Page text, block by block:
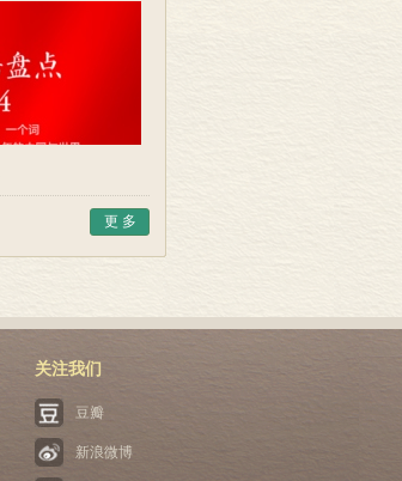
更 多
关注我们
豆瓣
新浪微博